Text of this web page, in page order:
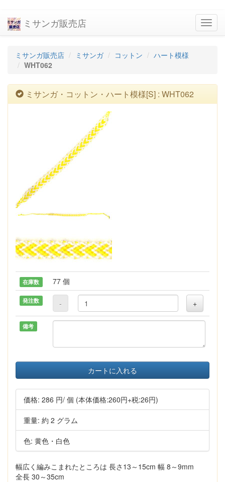
ミサンガ販売店
ミサンガ販売店 ミサンガ コットン
ハート模様
WHT062
ミサンガ・コットン・ハート模様[S] : WHT062
在庫数 77 個
発注数 - +
備考
カートに入れる
価格: 286 円/ 個 (本体価格:260円+税:26円)
重量: 約 2 グラム
色: 黄色・白色
幅広く編みこまれたところは 長さ13～15cm 幅 8～9mm
全長 30～35cm